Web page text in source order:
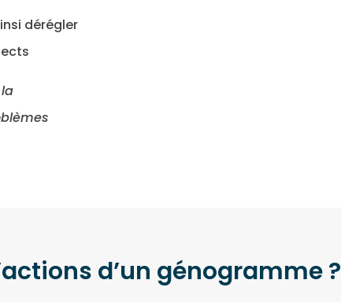
dérégler
d’un génogramme ?